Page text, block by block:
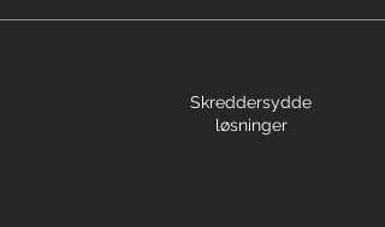
Skreddersydde
løsninger